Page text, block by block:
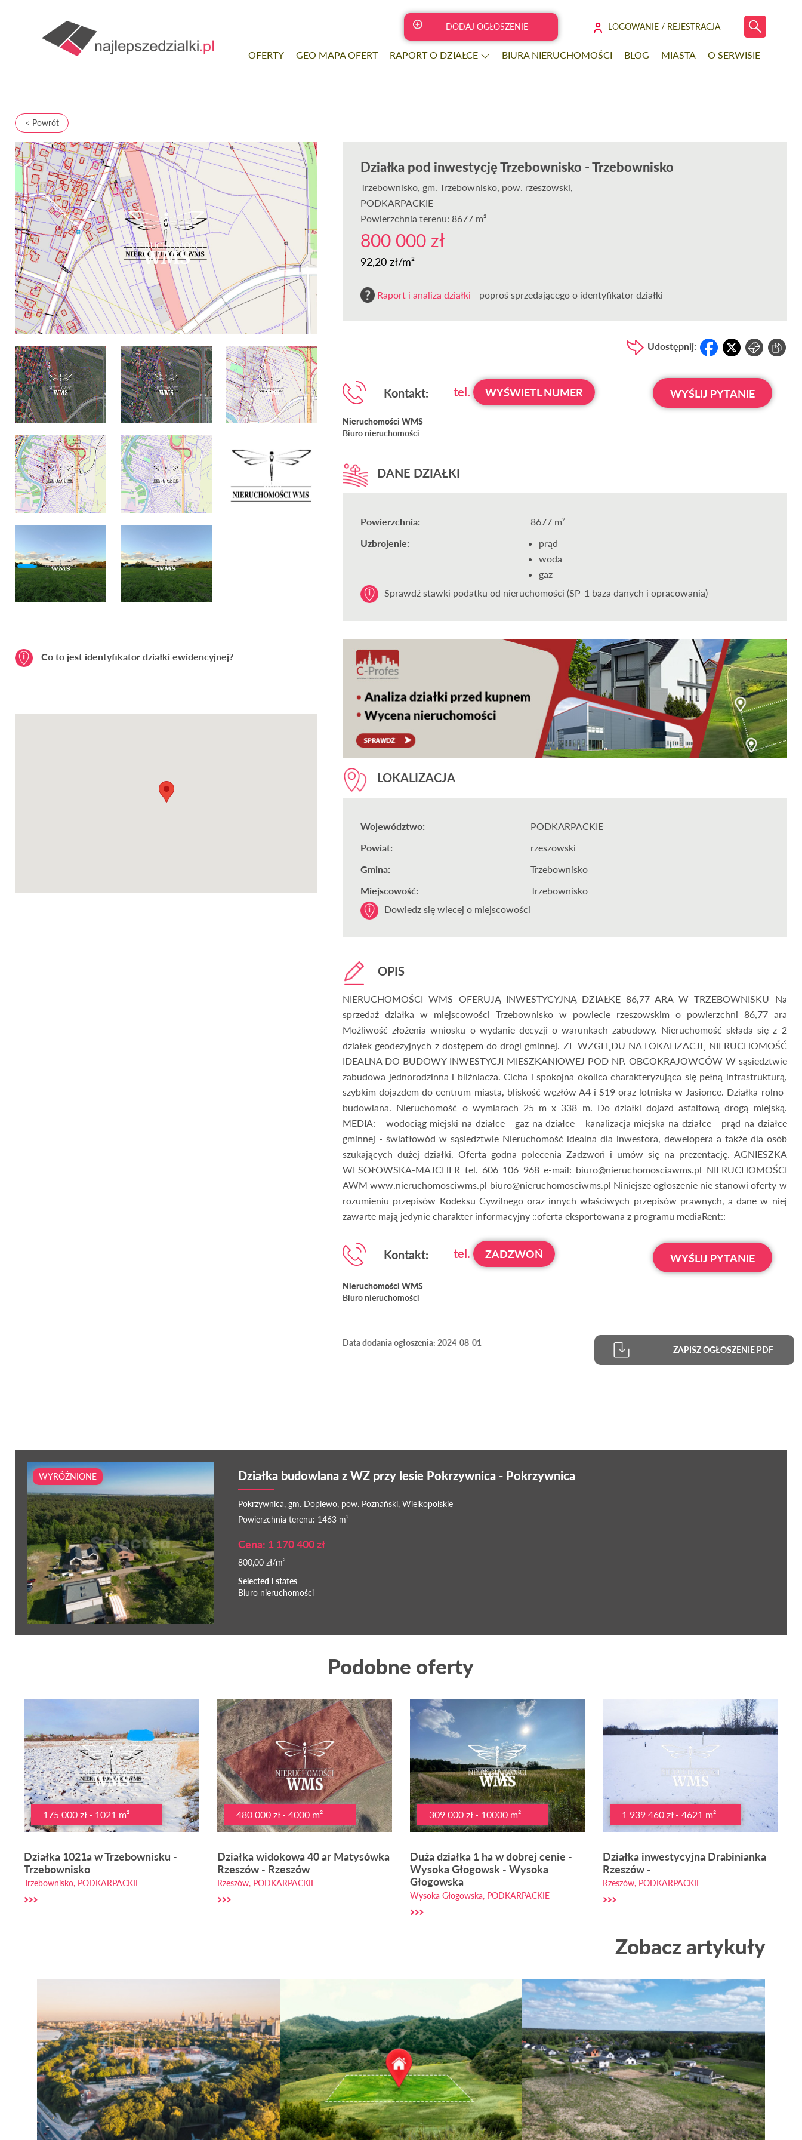
DODAJ OGŁOSZENIE LOGOWANIE / REJESTRACJA
OFERTY GEO MAPA OFERT RAPORT O DZIAŁCE BIURA NIERUCHOMOŚCI BLOG MIASTA O SERWISIE
< Powrót
Co to jest identyfikator działki ewidencyjnej?
Działka pod inwestycję Trzebownisko - Trzebownisko
Trzebownisko, gm. Trzebownisko, pow. rzeszowski,
PODKARPACKIE
Powierzchnia terenu: 8677 m²
800 000 zł
92,20 zł/m²
Raport i analiza działki - poproś sprzedającego o identyfikator działki
Udostępnij:
Kontakt: tel. WYŚWIETL NUMER WYŚLIJ PYTANIE
Nieruchomości WMS
Biuro nieruchomości
DANE DZIAŁKI
Powierzchnia:
8677 m²
Uzbrojenie:
prąd
woda
gaz
Sprawdź stawki podatku od nieruchomości (SP-1 baza danych i opracowania)
LOKALIZACJA
Województwo:
PODKARPACKIE
Powiat:
rzeszowski
Gmina:
Trzebownisko
Miejscowość:
Trzebownisko
Dowiedz się wiecej o miejscowości
OPIS
NIERUCHOMOŚCI WMS OFERUJĄ INWESTYCYJNĄ DZIAŁKĘ 86,77 ARA W TRZEBOWNISKU Na
sprzedaż działka w miejscowości Trzebownisko w powiecie rzeszowskim o powierzchni 86,77 ara
Możliwość złożenia wniosku o wydanie decyzji o warunkach zabudowy. Nieruchomość składa się z 2
działek geodezyjnych z dostępem do drogi gminnej. ZE WZGLĘDU NA LOKALIZACJĘ NIERUCHOMOŚĆ
IDEALNA DO BUDOWY INWESTYCJI MIESZKANIOWEJ POD NP. OBCOKRAJOWCÓW W sąsiedztwie
zabudowa jednorodzinna i bliźniacza. Cicha i spokojna okolica charakteryzująca się pełną infrastrukturą,
szybkim dojazdem do centrum miasta, bliskość węzłów A4 i S19 oraz lotniska w Jasionce. Działka rolno-
budowlana. Nieruchomość o wymiarach 25 m x 338 m. Do działki dojazd asfaltową drogą miejską.
MEDIA: - wodociąg miejski na działce - gaz na działce - kanalizacja miejska na działce - prąd na działce
gminnej - światłowód w sąsiedztwie Nieruchomość idealna dla inwestora, dewelopera a także dla osób
szukających dużej działki. Oferta godna polecenia Zadzwoń i umów się na prezentację. AGNIESZKA
WESOŁOWSKA-MAJCHER tel. 606 106 968 e-mail: biuro@nieruchomosciawms.pl NIERUCHOMOŚCI
AWM www.nieruchomosciwms.pl biuro@nieruchomosciwms.pl Niniejsze ogłoszenie nie stanowi oferty w
rozumieniu przepisów Kodeksu Cywilnego oraz innych właściwych przepisów prawnych, a dane w niej
zawarte mają jedynie charakter informacyjny ::oferta eksportowana z programu mediaRent::
Kontakt: tel. ZADZWOŃ WYŚLIJ PYTANIE
Nieruchomości WMS
Biuro nieruchomości
Data dodania ogłoszenia: 2024-08-01
ZAPISZ OGŁOSZENIE PDF
WYRÓŻNIONE Działka budowlana z WZ przy lesie Pokrzywnica - Pokrzywnica
Pokrzywnica, gm. Dopiewo, pow. Poznański, Wielkopolskie
Powierzchnia terenu: 1463 m²
Cena: 1 170 400 zł
800,00 zł/m²
Selected Estates
Biuro nieruchomości
Podobne oferty
175 000 zł - 1021 m²
Działka 1021a w Trzebownisku -
Trzebownisko
Trzebownisko, PODKARPACKIE
480 000 zł - 4000 m²
Działka widokowa 40 ar Matysówka
Rzeszów - Rzeszów
Rzeszów, PODKARPACKIE
309 000 zł - 10000 m²
Duża działka 1 ha w dobrej cenie -
Wysoka Głogowsk - Wysoka
Głogowska
Wysoka Głogowska, PODKARPACKIE
1 939 460 zł - 4621 m²
Działka inwestycyjna Drabinianka
Rzeszów -
Rzeszów, PODKARPACKIE
Zobacz artykuły